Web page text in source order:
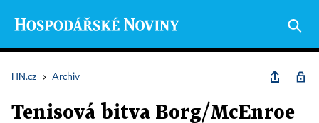
HN.cz › Archiv
Tenisová bitva Borg/McEnroe